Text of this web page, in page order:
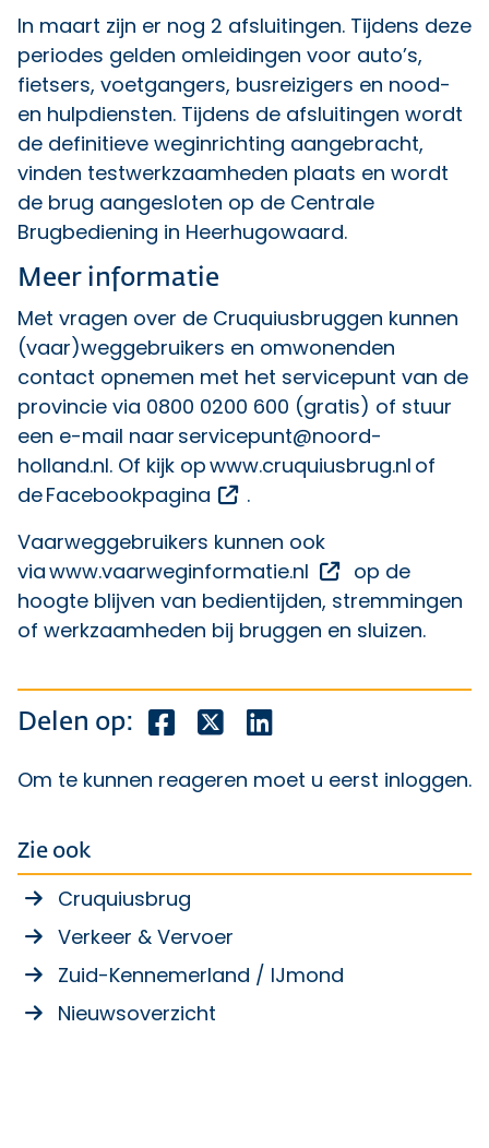
In maart zijn er nog 2 afsluitingen. Tijdens deze
periodes gelden omleidingen voor auto’s,
fietsers, voetgangers, busreizigers en nood-
en hulpdiensten. Tijdens de afsluitingen wordt
de definitieve weginrichting aangebracht,
vinden testwerkzaamheden plaats en wordt
de brug aangesloten op de Centrale
Brugbediening in Heerhugowaard.
Meer informatie
Met vragen over de Cruquiusbruggen kunnen
(vaar)weggebruikers en omwonenden
contact opnemen met het servicepunt van de
provincie via 0800 0200 600 (gratis) of stuur
een e-mail naar servicepunt@noord-
holland.nl. Of kijk opwww.cruquiusbrug.nl of
deFacebookpagina Opent een externe link
.
Vaarweggebruikers kunnen ook
viawww.vaarweginformatie.nl Opent een
op de
hoogte blijven van bedientijden, stremmingen
of werkzaamheden bij bruggen en sluizen.
Delen op: Deel dit bericht op Facebook
Deel dit bericht op X
Om te kunnen reageren moet u eerst inloggen.
Zie ook
Cruquiusbrug
Verkeer & Vervoer
Zuid-Kennemerland / IJmond
Nieuwsoverzicht